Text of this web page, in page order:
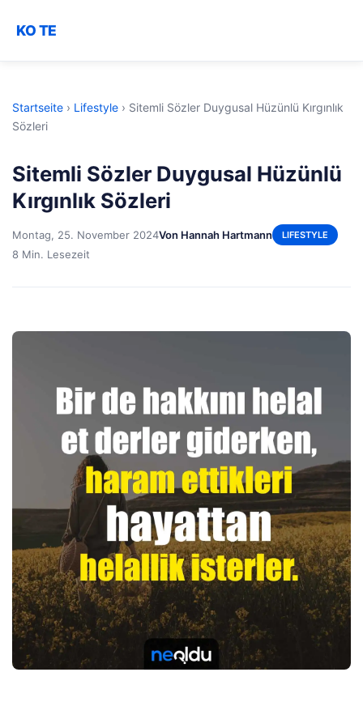
KO TE
Startseite › Lifestyle › Sitemli Sözler Duygusal Hüzünlü Kırgınlık
Sözleri
Sitemli Sözler Duygusal Hüzünlü
Kırgınlık Sözleri
Montag, 25. November 2024Von Hannah Hartmann LIFESTYLE
8 Min. Lesezeit